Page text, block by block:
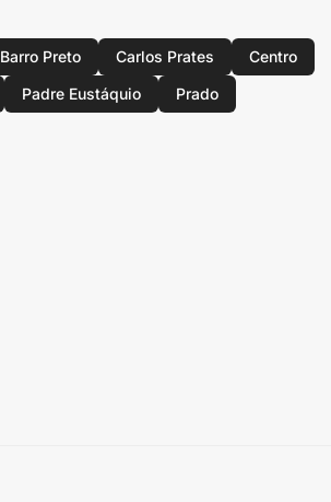
Barro Preto Carlos Prates
Centro
Padre Eustáquio
Prado